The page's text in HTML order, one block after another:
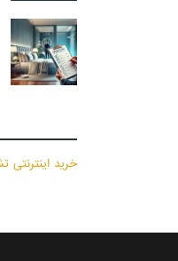
خرید اینترنتی